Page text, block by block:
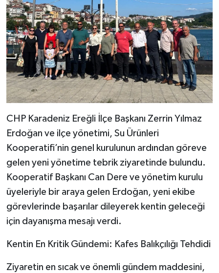
​CHP Karadeniz Ereğli İlçe Başkanı Zerrin Yılmaz
Erdoğan ve ilçe yönetimi, Su Ürünleri
Kooperatifi’nin genel kurulunun ardından göreve
gelen yeni yönetime tebrik ziyaretinde bulundu.
Kooperatif Başkanı Can Dere ve yönetim kurulu
üyeleriyle bir araya gelen Erdoğan, yeni ekibe
görevlerinde başarılar dileyerek kentin geleceği
için dayanışma mesajı verdi.
​Kentin En Kritik Gündemi: Kafes Balıkçılığı Tehdidi
​Ziyaretin en sıcak ve önemli gündem maddesini,